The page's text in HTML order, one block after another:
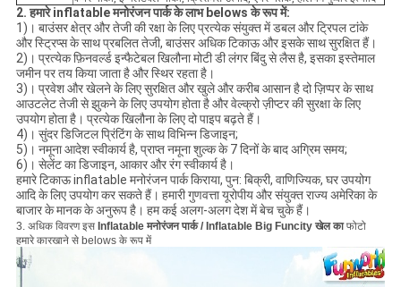
2. हमारे inflatable मनोरंजन पार्क के लाभ belows के रूप में:
1)। बाउंसर क्षेत्र और तेजी की रक्षा के लिए प्रत्येक संयुक्त में डबल और ट्रिपल टांके
और स्ट्रिप्स के साथ प्रबलित तेजी, बाउंसर अधिक टिकाऊ और इसके साथ सुरक्षित हैं।
2)। प्रत्येक फ़िनवर्ल्ड इन्फैटेबल खिलौना मोटी डी लंगर बिंदु से लैस है, इसका इस्तेमाल
जमीन पर तय किया जाता है और स्थिर रहता है।
3)। प्रवेश और खेलने के लिए सुरक्षित और खुले और करीब आसान है दो ज़िप्पर के साथ
आउटलेट तेजी से झुकने के लिए उपयोग होता है और वेल्क्रो ज़ीप्टर की सुरक्षा के लिए
उपयोग होता है। प्रत्येक खिलौना के लिए दो पाइप बढ़ते हैं।
4)। सुंदर डिजिटल प्रिंटिंग के साथ विभिन्न डिजाइन;
5)। नमूना आदेश स्वीकार्य है, प्राप्त नमूना शुल्क के 7 दिनों के बाद अग्रिम समय;
6)। सेलेंट का डिजाइन, आकार और रंग स्वीकार्य है।
हमारे टिकाऊ inflatable मनोरंजन पार्क किराया, पुन: बिक्री, वाणिज्यिक, घर उपयोग
आदि के लिए उपयोग कर सकते हैं। हमारी गुणवत्ता यूरोपीय और संयुक्त राज्य अमेरिका के
बाजार के मानक के अनुरूप है। हम कई अलग-अलग देश में बेच चुके हैं।
3. अधिक विवरण इस Inflatable मनोरंजन पार्क / Inflatable Big Funcity खेल काफोटो
हमारे कारखाने से belows के रूप में